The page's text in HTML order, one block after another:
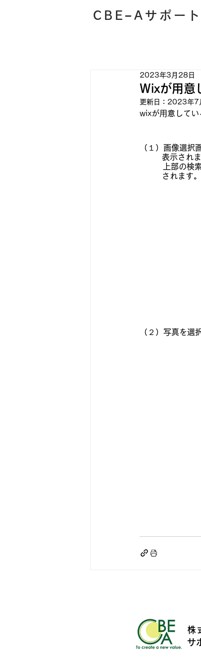
​CBE−Aサポー
Wixが用意
2023年3月28日
更新日： 2023年7
wixが用意してい
（１）画像選
表示さ
上部の検索ボ
         されます。
（２）写真を選
株
サ